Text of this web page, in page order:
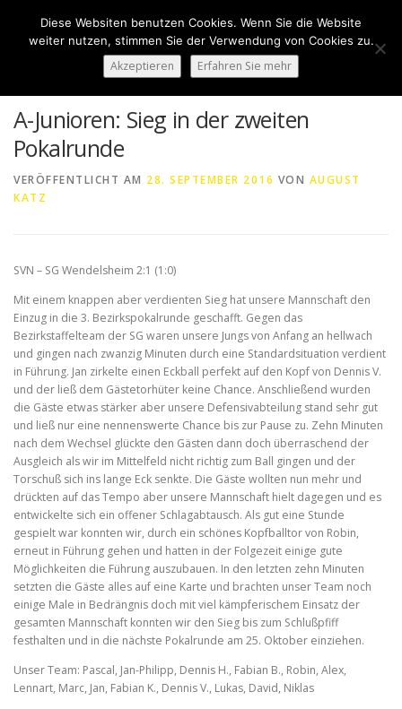
springen
A-Junioren: Sieg in der zweiten
Pokalrunde
VERÖFFENTLICHT AM 28. SEPTEMBER 2016 VON AUGUST
KATZ
SVN – SG Wendelsheim 2:1 (1:0)
Mit einem knappen aber verdienten Sieg hat unsere Mannschaft den
Einzug in die 3. Bezirkspokalrunde geschafft. Gegen das
Bezirkstaffelteam der SG waren unsere Jungs von Anfang an hellwach
und gingen nach zwanzig Minuten durch eine Standardsituation verdient
in Führung. Jan zirkelte einen Eckball perfekt auf den Kopf von Dennis V.
und der ließ dem Gästetorhüter keine Chance. Anschließend wurden
die Gäste etwas stärker aber unsere Defensivabteilung stand sehr gut
und ließ nur eine nennenswerte Chance bis zur Pause zu. Zehn Minuten
nach dem Wechsel glückte den Gästen dann doch überraschend der
Ausgleich als wir im Mittelfeld nicht richtig zum Ball gingen und der
Torschuß sich ins lange Eck senkte. Die Gäste wollten nun mehr und
drückten auf das Tempo aber unsere Mannschaft hielt dagegen und es
entwickelte sich ein offener Schlagabtausch. Als gut eine Stunde
gespielt war konnten wir, durch ein schönes Kopfballtor von Robin,
erneut in Führung gehen und hatten in der Folgezeit einige gute
Möglichkeiten die Führung auszubauen. In den letzten zehn Minuten
setzten die Gäste alles auf eine Karte und brachten unser Team noch
einige Male in Bedrängnis doch mit viel kämpferischem Einsatz der
gesamten Mannschaft konnten wir den Sieg bis zum Schlußpfiff
festhalten und in die nächste Pokalrunde am 25. Oktober einziehen.
Unser Team: Pascal, Jan-Philipp, Dennis H., Fabian B., Robin, Alex,
Lennart, Marc, Jan, Fabian K., Dennis V., Lukas, David, Niklas
Diese Websiten benutzen Cookies. Wenn Sie die Website
weiter nutzen, stimmen Sie der Verwendung von Cookies zu.
Akzeptieren Erfahren Sie mehr